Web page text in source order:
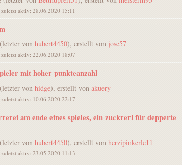
, zuletzt aktiv: 28.06.2020 15:11
von hubert4450), erstellt von jose57
aktiv: 22.06.2020 18:07
mit hoher punkteanzahl
von hidge), erstellt von akuery
, zuletzt aktiv: 10.06.2020 22:17
am ende eines spieles, ein zuckrerl für depperte
von hubert4450), erstellt von herzipinkerle11
, zuletzt aktiv: 23.05.2020 11:13